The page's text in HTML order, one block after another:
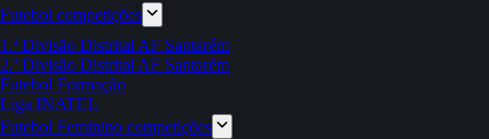
Futebol competições
1.ª Divisão Distrital AF Santarém
2.ª Divisão Distrital AF Santarém
Futebol Formação
Liga INATEL
Futebol Feminino competições